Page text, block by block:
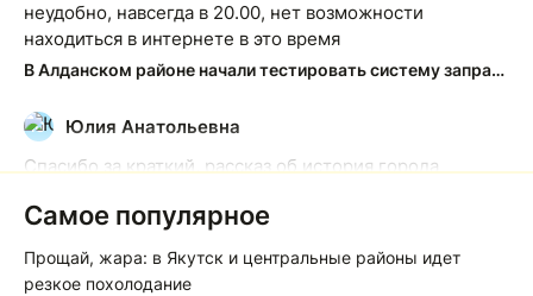
неудобно, навсегда в 20.00, нет возможности
находиться в интернете в это время
В Алданском районе начали тестировать систему заправки по QR-кодам
Ю
Юлия Анатольевна
Спасибо за краткий, рассказ об история города
Якутск сквозь века: от острога до столицы республики
К
Котя злой
Самое популярное
Прощай, жара: в Якутск и центральные районы идет
резкое похолодание